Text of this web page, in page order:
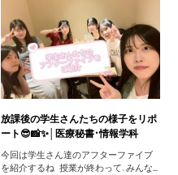
放課後の学生さんたちの様子をリポ
ート😎📸✨│医療秘書・情報学科
今回は学生さん達のアフターファイブ
を紹介するね 授業が終わって、みんな...